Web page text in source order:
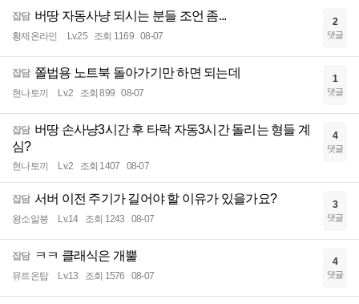
잡담 버땅 자동사냥 되시는 분들 조언 좀...
황제온라인 Lv.25 조회 1169 08-07
2
댓글
잡담 쫄법용 노트북 돌아가기만 하면 되는데
현나토끼 Lv.2 조회 899 08-07
1
댓글
잡담 버땅 손사냥3시간 후 타락 자동3시간 돌리는 형들 계
심?
현나토끼 Lv.2 조회 1407 08-07
4
댓글
잡담 서버 이전 주기가 길어야 할 이유가 있을가요?
왕소알붕 Lv.14 조회 1243 08-07
3
댓글
잡담 ㅋㅋ 클래식은 개뿔
뮤트온탑 Lv.13 조회 1576 08-07
4
댓글